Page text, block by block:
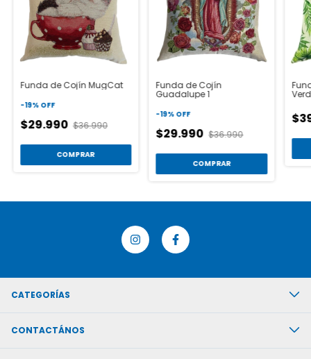
Funda de Cojín MugCat
-19% OFF
$29.990 $36.990
COMPRAR
Funda de Cojín
Guadalupe 1
-19% OFF
$29.990 $36.990
COMPRAR
CATEGORÍAS
CONTACTÁNOS